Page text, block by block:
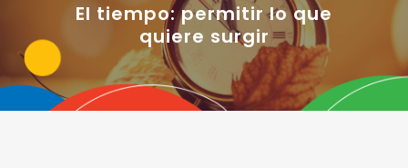
El tiempo: permitir lo que
quiere surgir